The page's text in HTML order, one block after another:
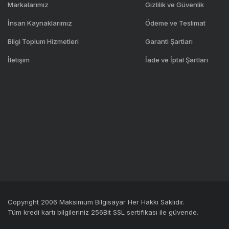
Markalarımız
İnsan Kaynaklarımız
Bilgi Toplum Hizmetleri
İletişim
Gizlilik ve Güvenlik
Ödeme ve Teslimat
Garanti Şartları
İade ve İptal Şartları
Copyright 2006 Maksimum Bilgisayar Her Hakkı Saklıdır.
Tüm kredi kartı bilgileriniz 256Bit SSL sertifikası ile güvende.